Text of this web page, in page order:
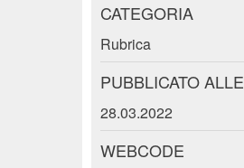
CATEGORIA
Rubrica
PUBBLICATO ALLE
28.03.2022
WEBCODE